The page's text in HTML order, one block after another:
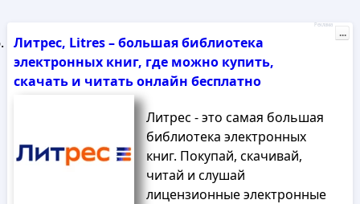
Литрес, Litres – большая библиотека
электронных книг, где можно купить,
скачать и читать онлайн бесплатно
Литрес - это самая большая
библиотека электронных
книг. Покупай, скачивай,
читай и слушай
лицензионные электронные
Реклама
...